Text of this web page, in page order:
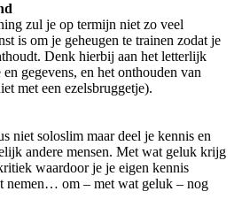
zul je op termijn niet zo veel
is om je geheugen te trainen zodat je
Denk hierbij aan het letterlijk
gegevens, en het onthouden van
met een ezelsbruggetje).
niet soloslim maar deel je kennis en
andere mensen. Met wat geluk krijg
waardoor je je eigen kennis
nemen… om – met wat geluk – nog